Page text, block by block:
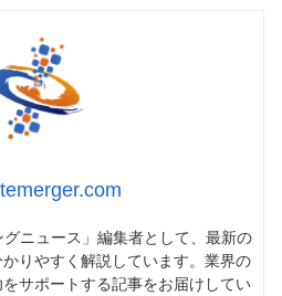
グニュース」編集者として、最新の
りやすく解説しています。業界の
サポートする記事をお届けしてい